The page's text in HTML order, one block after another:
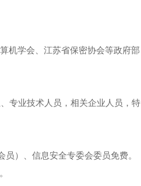
机学会、江苏省保密协会等政府部
专业技术人员，相关企业人员，特
）、信息安全专委会委员免费。